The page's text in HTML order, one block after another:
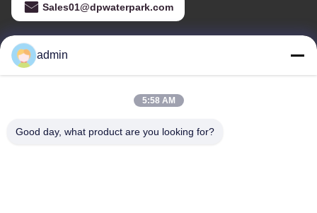
Sales01@dpwaterpark.com
Il nostro indirizzo
Indirizzo: Stanza 32, strada di no. 51 Fansheng, città di Dagang,
admin
5:58 AM
Good day, what product are you looking for?